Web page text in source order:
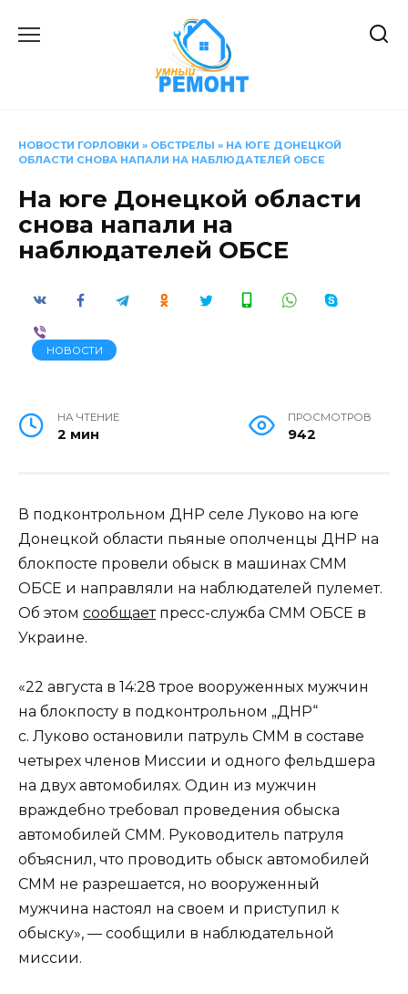
НОВОСТИ ГОРЛОВКИ » ОБСТРЕЛЫ » НА ЮГЕ ДОНЕЦКОЙ
ОБЛАСТИ СНОВА НАПАЛИ НА НАБЛЮДАТЕЛЕЙ ОБСЕ
На юге Донецкой области
снова напали на
наблюдателей ОБСЕ
НОВОСТИ
НА ЧТЕНИЕ
2 мин
ПРОСМОТРОВ
942
В подконтрольном ДНР селе Луково на юге
Донецкой области пьяные ополченцы ДНР на
блокпосте провели обыск в машинах СММ
ОБСЕ и направляли на наблюдателей пулемет.
Об этом сообщаетпресс-служба СММ ОБСЕ в
Украине.
«22 августа в 14:28 трое вооруженных мужчин
на блокпосту в подконтрольном „ДНР“
с. Луково остановили патруль СММ в составе
четырех членов Миссии и одного фельдшера
на двух автомобилях. Один из мужчин
враждебно требовал проведения обыска
автомобилей СММ. Руководитель патруля
объяснил, что проводить обыск автомобилей
СММ не разрешается, но вооруженный
мужчина настоял на своем и приступил к
обыску», — сообщили в наблюдательной
миссии.